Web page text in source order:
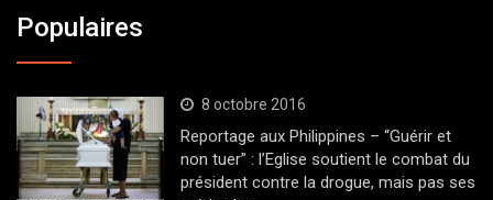
Populaires
8 octobre 2016
Reportage aux Philippines – “Guérir et
non tuer” : l’Eglise soutient le combat du
président contre la drogue, mais pas ses